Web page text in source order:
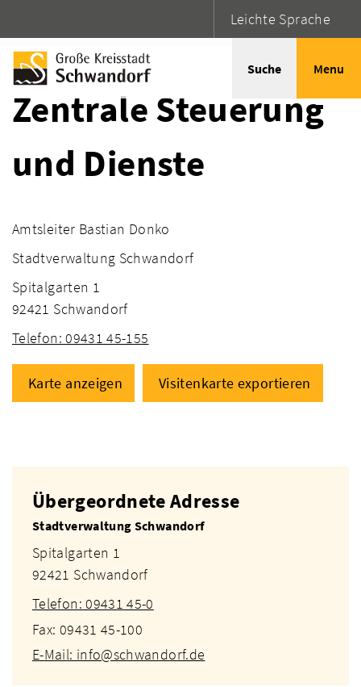
Leichte Sprache
Suche Menu
Zentrale Steuerung
und Dienste
Amtsleiter Bastian Donko
Stadtverwaltung Schwandorf
Spitalgarten 1
92421 Schwandorf
Telefon: 09431 45-155
Karte anzeigen Visitenkarte exportieren
Übergeordnete Adresse
Stadtverwaltung Schwandorf
Spitalgarten 1
92421 Schwandorf
Telefon: 09431 45-0
Fax: 09431 45-100
E-Mail: info@schwandorf.de